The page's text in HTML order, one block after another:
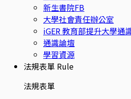
新生書院FB
大學社會責任辦公室
iGER 教育部提升大學通
通識論壇
學習資源
法規表單 Rule
法規表單